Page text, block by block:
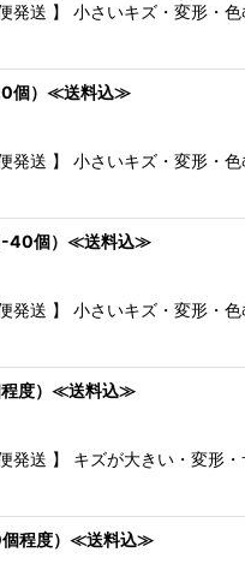
便発送 】 小さいキズ・
個）≪送料込≫
便発送 】 小さいキズ・
40個）≪送料込≫
便発送 】 小さいキズ・
度）≪送料込≫
発送 】 キズが大きい・変形
程度）≪送料込≫